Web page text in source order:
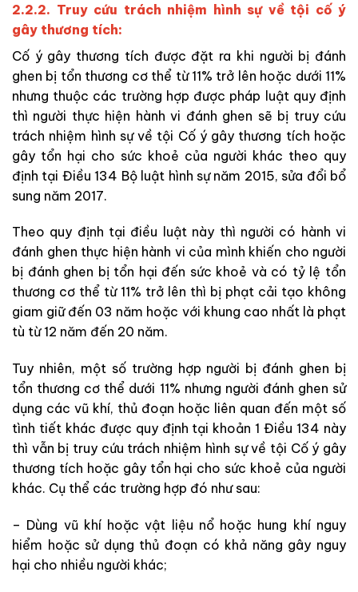
2.2.2. Truy cứu trách nhiệm hình sự về tội cố ý
gây thương tích:
Cố ý gây thương tích được đặt ra khi người bị đánh
ghen bị tổn thương cơ thể từ 11% trở lên hoặc dưới 11%
nhưng thuộc các trường hợp được pháp luật quy định
thì người thực hiện hành vi đánh ghen sẽ bị truy cứu
trách nhiệm hình sự về tội Cố ý gây thương tích hoặc
gây tổn hại cho sức khoẻ của người khác theo quy
định tại Điều 134 Bộ luật hình sự năm 2015, sửa đổi bổ
sung năm 2017.
Theo quy định tại điều luật này thì người có hành vi
đánh ghen thực hiện hành vi của mình khiến cho người
bị đánh ghen bị tổn hại đến sức khoẻ và có tỷ lệ tổn
thương cơ thể từ 11% trở lên thì bị phạt cải tạo không
giam giữ đến 03 năm hoặc với khung cao nhất là phạt
tù từ 12 năm đến 20 năm.
Tuy nhiên, một số trường hợp người bị đánh ghen bị
tổn thương cơ thể dưới 11% nhưng người đánh ghen sử
dụng các vũ khí, thủ đoạn hoặc liên quan đến một số
tình tiết khác được quy định tại khoản 1 Điều 134 này
thì vẫn bị truy cứu trách nhiệm hình sự về tội Cố ý gây
thương tích hoặc gây tổn hại cho sức khoẻ của người
khác. Cụ thể các trường hợp đó như sau:
– Dùng vũ khí hoặc vật liệu nổ hoặc hung khí nguy
hiểm hoặc sử dụng thủ đoạn có khả năng gây nguy
hại cho nhiều người khác;